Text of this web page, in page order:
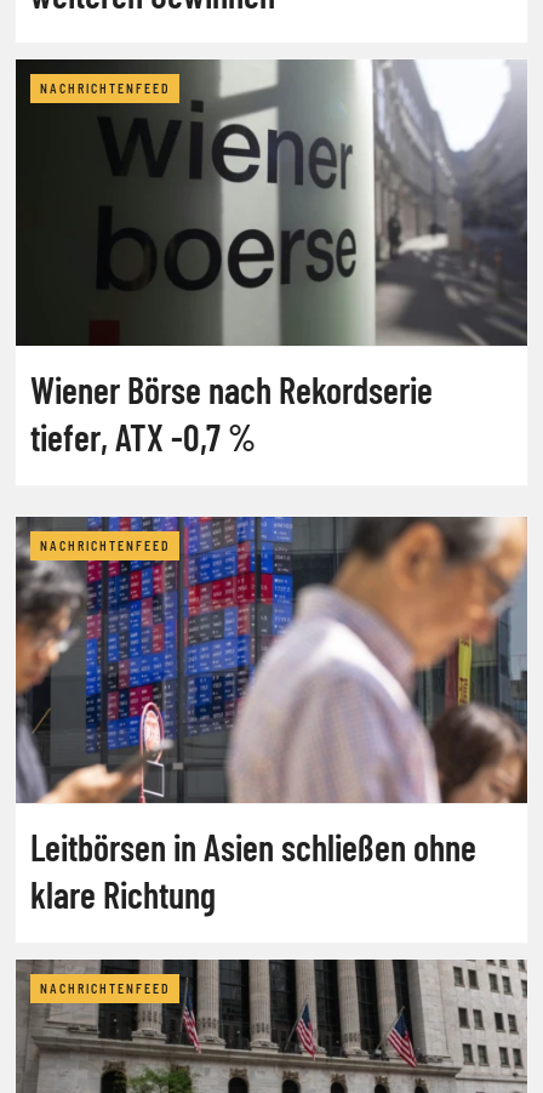
NACHRICHTENFEED
Wiener Börse nach Rekordserie
tiefer, ATX -0,7 %
NACHRICHTENFEED
Leitbörsen in Asien schließen ohne
klare Richtung
NACHRICHTENFEED